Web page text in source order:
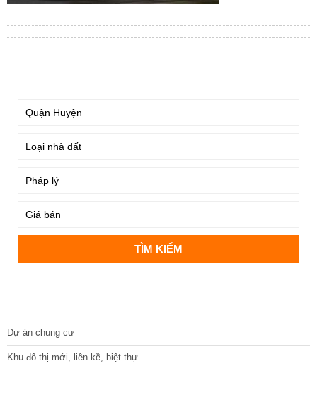
Dự án chung cư
Khu đô thị mới, liền kề, biệt thự